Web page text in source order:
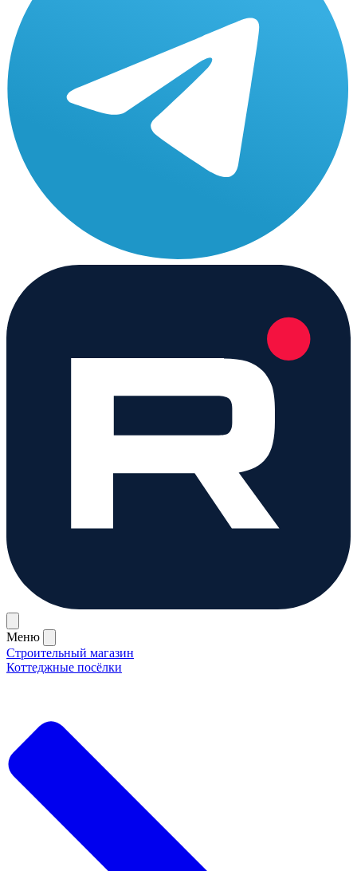
Меню
Строительный магазин
Коттеджные посёлки